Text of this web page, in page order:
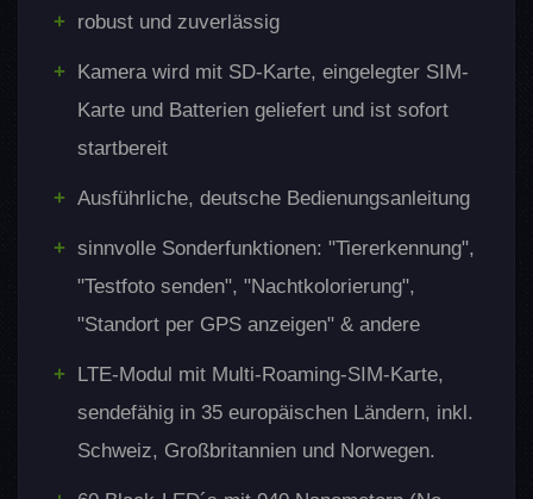
Wertigkeit & Handling
KI-Tiererkennung
Nacht-Kolorierung
Video-Versand
SecaTrack
Videodauer 5 s bis 59 s
FPS (Bilder pro Sekunde)
Stromversorgung
Wechselmagazin:
5000 mAh Akku
AA-Batterien
12 V | 2 A
32 GB interner
robust und zuverlässig
Kamera wird mit SD-Karte, eingelegter SIM-
Karte und Batterien geliefert und ist sofort
startbereit
Ausführliche, deutsche Bedienungsanleitung
sinnvolle Sonderfunktionen: "Tiererkennung",
"Testfoto senden", "Nachtkolorierung",
"Standort per GPS anzeigen" & andere
LTE-Modul mit Multi-Roaming-SIM-Karte,
sendefähig in 35 europäischen Ländern, inkl.
Schweiz, Großbritannien und Norwegen.